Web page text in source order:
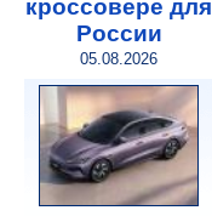
кроссовере для
России
05.08.2026